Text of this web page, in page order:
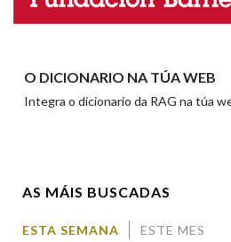
Marcas gramaticais
Pertence a
O DICIONARIO NA TÚA WEB
Integra o dicionario da RAG na túa
AS MÁIS BUSCADAS
ESTA SEMANA ESTE MES